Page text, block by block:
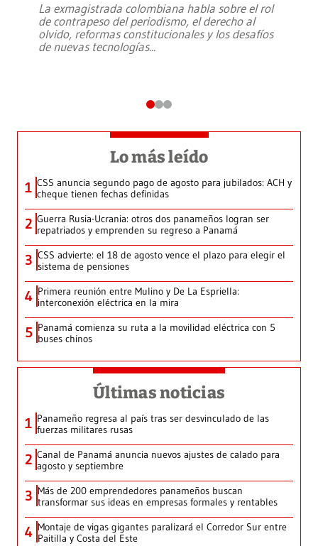
La exmagistrada colombiana habla sobre el rol
de contrapeso del periodismo, el derecho al
olvido, reformas constitucionales y los desafíos
de nuevas tecnologías...
Lo más leído
1 CSS anuncia segundo pago de agosto para jubilados: ACH y
cheque tienen fechas definidas
2 Guerra Rusia-Ucrania: otros dos panameños logran ser
repatriados y emprenden su regreso a Panamá
3 CSS advierte: el 18 de agosto vence el plazo para elegir el
sistema de pensiones
4 Primera reunión entre Mulino y De La Espriella:
interconexión eléctrica en la mira
5 Panamá comienza su ruta a la movilidad eléctrica con 5
buses chinos
Últimas noticias
1 Panameño regresa al país tras ser desvinculado de las
fuerzas militares rusas
2 Canal de Panamá anuncia nuevos ajustes de calado para
agosto y septiembre
3 Más de 200 emprendedores panameños buscan
transformar sus ideas en empresas formales y rentables
4 Montaje de vigas gigantes paralizará el Corredor Sur entre
Paitilla y Costa del Este